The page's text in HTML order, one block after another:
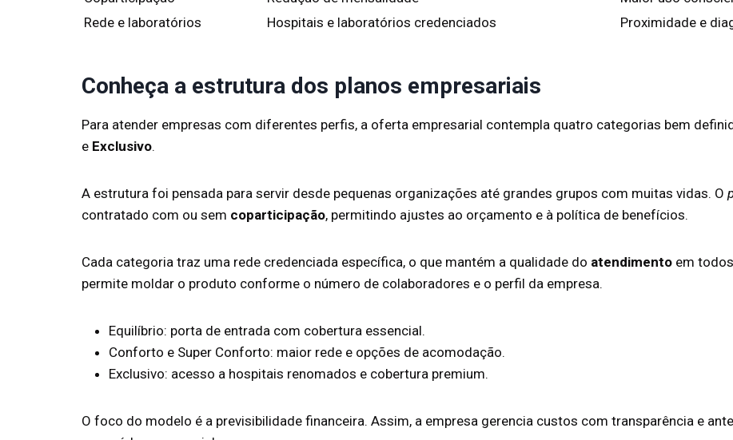
Rede e laboratórios
Hospitais e laboratórios credenciados Proximidade e
Conheça a estrutura dos planos empresariais
Para atender empresas com diferentes perfis, a oferta empresarial contempla quatro categorias bem
e Exclusivo.
A estrutura foi pensada para servir desde pequenas organizações até grandes grupos com muitas vidas. O
contratado com ou sem coparticipação, permitindo ajustes ao orçamento e à política de benefícios.
Cada categoria traz uma rede credenciada específica, o que mantém a qualidade do atendimento em
permite moldar o produto conforme o número de colaboradores e o perfil da empresa.
Equilíbrio: porta de entrada com cobertura essencial.
Conforto e Super Conforto: maior rede e opções de acomodação.
Exclusivo: acesso a hospitais renomados e cobertura premium.
O foco do modelo é a previsibilidade financeira. Assim, a empresa gerencia custos com transparência e